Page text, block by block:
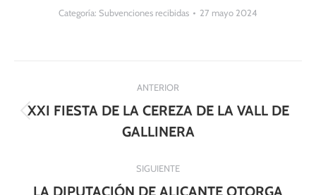
Categoría: Subvenciones recibidas 27 mayo 2024
entre
publicaciones
ANTERIOR
Publicación
anterior:
XXI FIESTA DE LA CEREZA DE LA VALL DE
GALLINERA
SIGUIENTE
LA DIPUTACIÓN DE ALICANTE OTORGA